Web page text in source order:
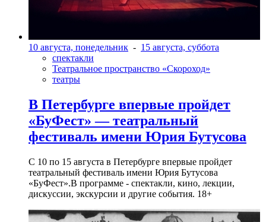
10 августа, понедельник - 15 августа, суббота
спектакли
Театральное пространство «Скороход»
театры
В Петербурге впервые пройдет
«БуФест» — театральный
фестиваль имени Юрия Бутусова
С 10 по 15 августа в Петербурге впервые пройдет
театральный фестиваль имени Юрия Бутусова
«БуФест».В программе - спектакли, кино, лекции,
дискуссии, экскурсии и другие события. 18+